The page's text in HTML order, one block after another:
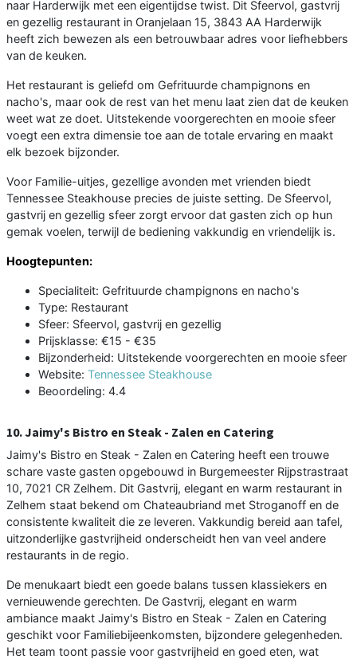
naar Harderwijk met een eigentijdse twist. Dit Sfeervol, gastvrij
en gezellig restaurant in Oranjelaan 15, 3843 AA Harderwijk
heeft zich bewezen als een betrouwbaar adres voor liefhebbers
van de keuken.
Het restaurant is geliefd om Gefrituurde champignons en
nacho's, maar ook de rest van het menu laat zien dat de keuken
weet wat ze doet. Uitstekende voorgerechten en mooie sfeer
voegt een extra dimensie toe aan de totale ervaring en maakt
elk bezoek bijzonder.
Voor Familie-uitjes, gezellige avonden met vrienden biedt
Tennessee Steakhouse precies de juiste setting. De Sfeervol,
gastvrij en gezellig sfeer zorgt ervoor dat gasten zich op hun
gemak voelen, terwijl de bediening vakkundig en vriendelijk is.
Hoogtepunten:
Specialiteit: Gefrituurde champignons en nacho's
Type: Restaurant
Sfeer: Sfeervol, gastvrij en gezellig
Prijsklasse: €15 - €35
Bijzonderheid: Uitstekende voorgerechten en mooie sfeer
Website: Tennessee Steakhouse
Beoordeling: 4.4
10. Jaimy's Bistro en Steak - Zalen en Catering
Jaimy's Bistro en Steak - Zalen en Catering heeft een trouwe
schare vaste gasten opgebouwd in Burgemeester Rijpstrastraat
10, 7021 CR Zelhem. Dit Gastvrij, elegant en warm restaurant in
Zelhem staat bekend om Chateaubriand met Stroganoff en de
consistente kwaliteit die ze leveren. Vakkundig bereid aan tafel,
uitzonderlijke gastvrijheid onderscheidt hen van veel andere
restaurants in de regio.
De menukaart biedt een goede balans tussen klassiekers en
vernieuwende gerechten. De Gastvrij, elegant en warm
ambiance maakt Jaimy's Bistro en Steak - Zalen en Catering
geschikt voor Familiebijeenkomsten, bijzondere gelegenheden.
Het team toont passie voor gastvrijheid en goed eten, wat